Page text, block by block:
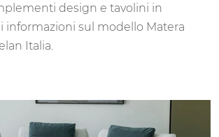
design e tavolini in
informazioni sul modello Matera
Italia.